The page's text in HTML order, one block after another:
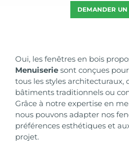
DEMANDER UN
Oui, les fenêtres en bois
Menuiserie sont conçues
tous les styles architecturaux,
bâtiments traditionnels ou
Grâce à notre expertise en
nous pouvons adapter nos
préférences esthétiques et
projet.